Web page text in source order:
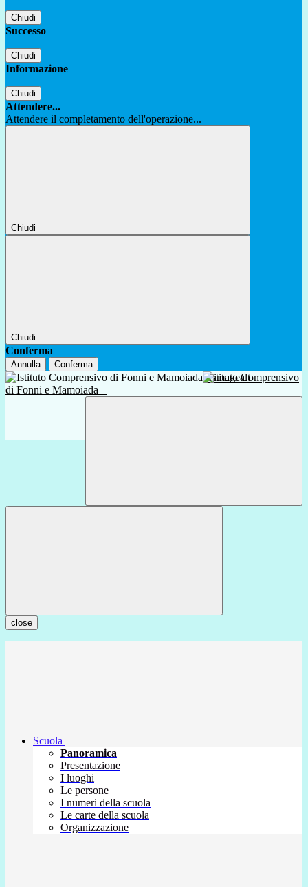
Chiudi
Successo
Chiudi
Informazione
Chiudi
Attendere...
Attendere il completamento dell'operazione...
Chiudi
Chiudi
Conferma
Annulla Conferma
Istituto Comprensivo
di Fonni e Mamoiada
close
Scuola
Panoramica
Presentazione
I luoghi
Le persone
I numeri della scuola
Le carte della scuola
Organizzazione